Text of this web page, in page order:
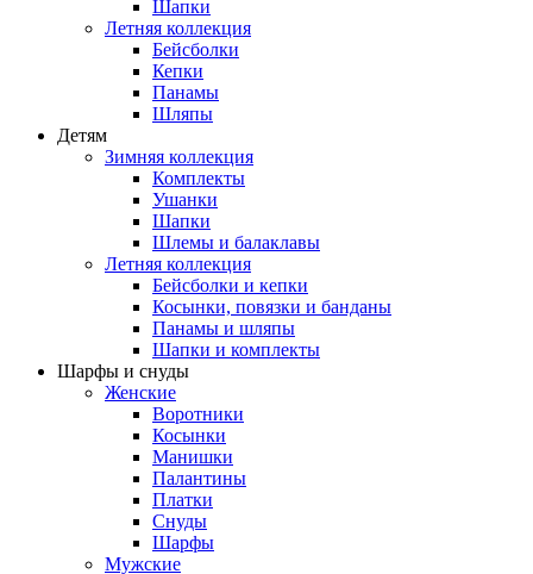
Шапки
Летняя коллекция
Бейсболки
Кепки
Панамы
Шляпы
Детям
Зимняя коллекция
Комплекты
Ушанки
Шапки
Шлемы и балаклавы
Летняя коллекция
Бейсболки и кепки
Косынки, повязки и банданы
Панамы и шляпы
Шапки и комплекты
Шарфы и снуды
Женские
Воротники
Косынки
Манишки
Палантины
Платки
Снуды
Шарфы
Мужские